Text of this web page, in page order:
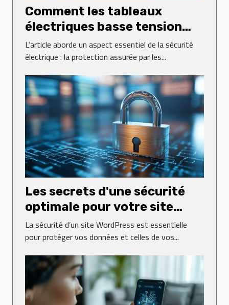
Comment les tableaux
électriques basse tension
sécurisent-ils vos
installations ?
L’article aborde un aspect essentiel de la sécurité
électrique : la protection assurée par les...
Les secrets d'une sécurité
optimale pour votre site
WordPress
La sécurité d’un site WordPress est essentielle
pour protéger vos données et celles de vos...